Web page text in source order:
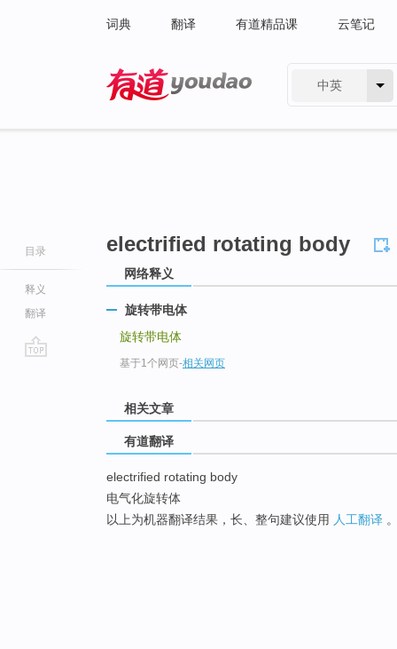
词典 翻译 有道精品课 云笔记
中英
目录
释义
翻译
electrified rotating body
网络释义
旋转带电体
旋转带电体
基于1个网页-相关网页
相关文章
有道翻译
electrified rotating body
电气化旋转体
以上为机器翻译结果，长、整句建议使用 人工翻译